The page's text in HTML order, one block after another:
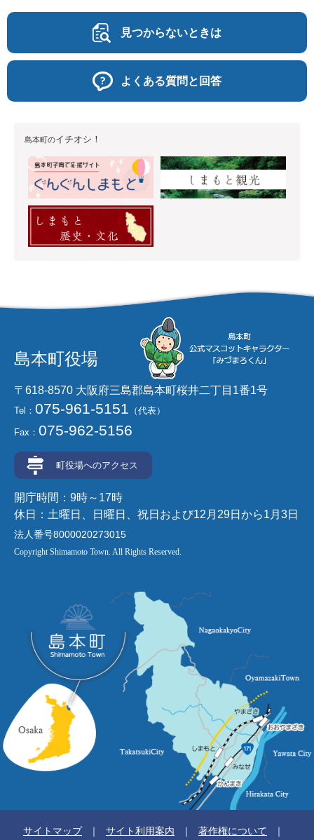
見つからないときは
よくある質問と回答
島本町のイチオシ！
島本町役場
〒618-8570 大阪府三島郡島本町桜井二丁目1番1号
Tel： 075-961-5151 （代表）
Fax： 075-962-5156
町役場へのアクセス
開庁時間：9時～17時
休日：土曜日、日曜日、祝日および12月29日から1月3日
法人番号8000020273015
Copyright Shimamoto Town. All Rights Reserved.
サイトマップ サイト利用案内 著作権について